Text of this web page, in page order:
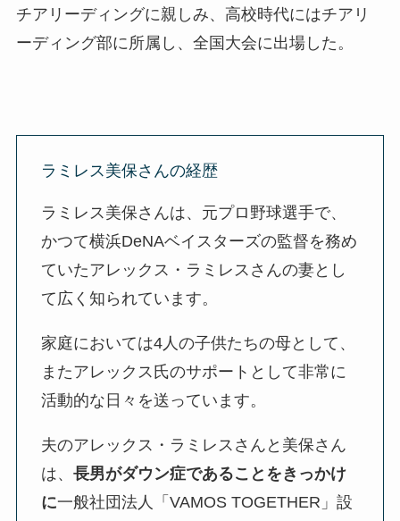
チアリーディングに親しみ、高校時代にはチアリ
ーディング部に所属し、全国大会に出場した。
ラミレス美保さんの経歴
ラミレス美保さんは、元プロ野球選手で、
かつて横浜DeNAベイスターズの監督を務め
ていたアレックス・ラミレスさんの妻とし
て広く知られています。
家庭においては4人の子供たちの母として、
またアレックス氏のサポートとして非常に
活動的な日々を送っています。
夫のアレックス・ラミレスさんと美保さん
は、 ⻑男がダウン症であることをきっかけ
に一般社団法人「VAMOS TOGETHER」設